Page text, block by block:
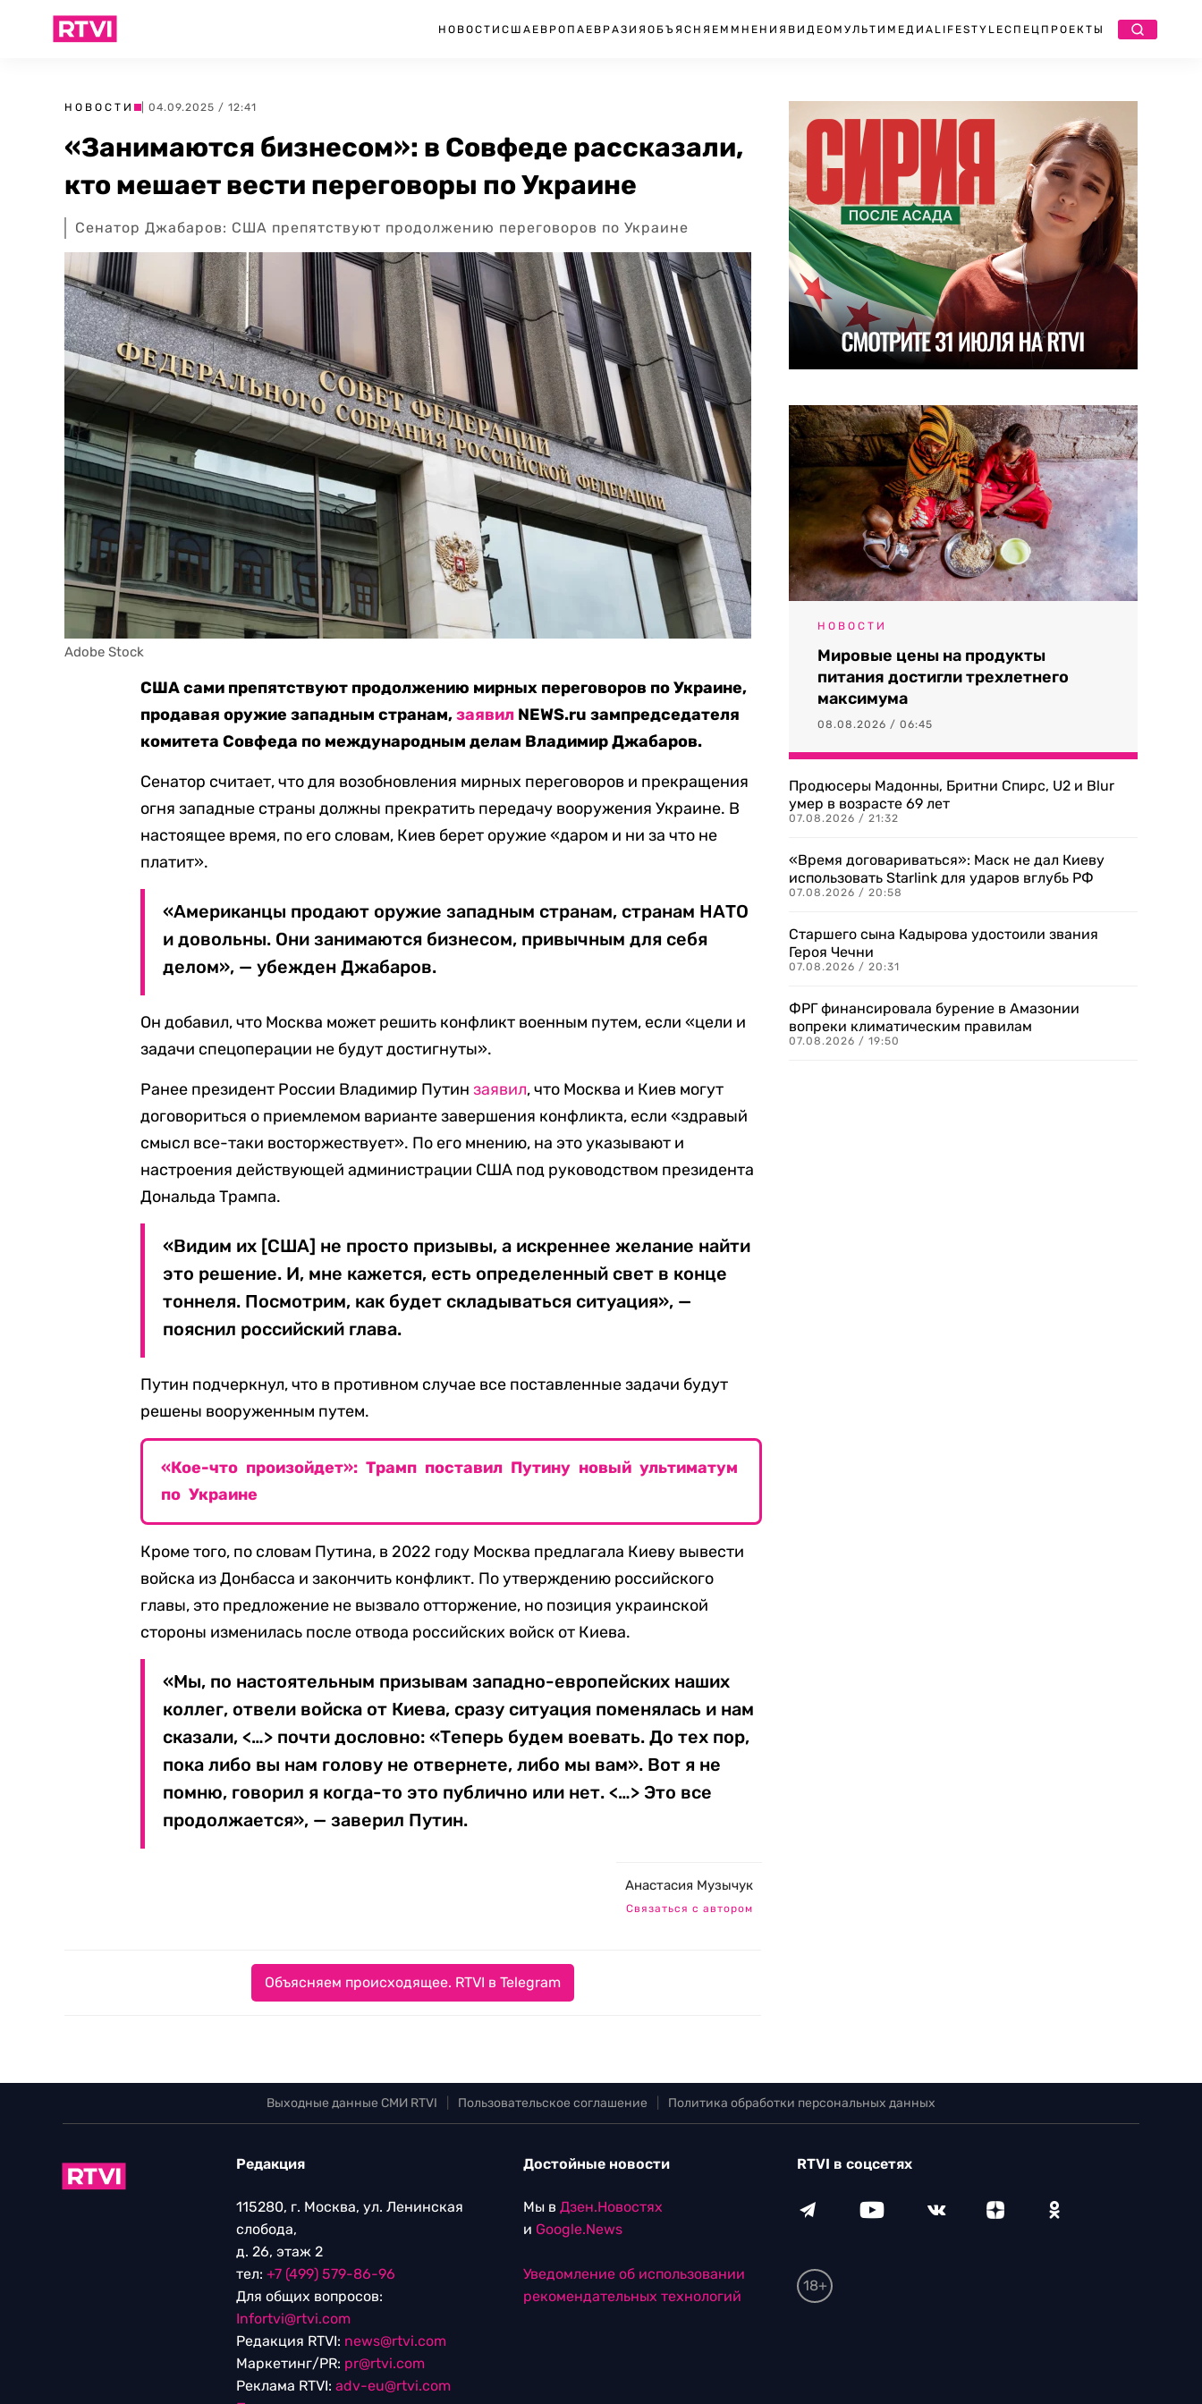
НОВОСТИ США ЕВРОПА ЕВРАЗИЯ ОБЪЯСНЯЕМ МНЕНИЯ ВИДЕО МУЛЬТИМЕДИА LIFESTYLEСПЕЦПРОЕКТЫ
НОВОСТИ | 04.09.2025 / 12:41
«Занимаются бизнесом»: в Совфеде рассказали,
кто мешает вести переговоры по Украине
Сенатор Джабаров: США препятствуют продолжению переговоров по Украине
Adobe Stock
США сами препятствуют продолжению мирных переговоров по Украине,
продавая оружие западным странам,заявил NEWS.ru зампредседателя
комитета Совфеда по международным делам Владимир Джабаров.
Сенатор считает, что для возобновления мирных переговоров и прекращения
огня западные страны должны прекратить передачу вооружения Украине. В
настоящее время, по его словам, Киев берет оружие «даром и ни за что не
платит».
«Американцы продают оружие западным странам, странам НАТО
и довольны. Они занимаются бизнесом, привычным для себя
делом», — убежден Джабаров.
Он добавил, что Москва может решить конфликт военным путем, если «цели и
задачи спецоперации не будут достигнуты».
Ранее президент России Владимир Путинзаявил, что Москва и Киев могут
договориться о приемлемом варианте завершения конфликта, если «здравый
смысл все-таки восторжествует». По его мнению, на это указывают и
настроения действующей администрации США под руководством президента
Дональда Трампа.
«Видим их [США] не просто призывы, а искреннее желание найти
это решение. И, мне кажется, есть определенный свет в конце
тоннеля. Посмотрим, как будет складываться ситуация», —
пояснил российский глава.
Путин подчеркнул, что в противном случае все поставленные задачи будут
решены вооруженным путем.
«Кое-что произойдет»: Трамп поставил Путину новый ультиматум
по Украине
Кроме того, по словам Путина, в 2022 году Москва предлагала Киеву вывести
войска из Донбасса и закончить конфликт. По утверждению российского
главы, это предложение не вызвало отторжение, но позиция украинской
стороны изменилась после отвода российских войск от Киева.
«Мы, по настоятельным призывам западно-европейских наших
коллег, отвели войска от Киева, сразу ситуация поменялась и нам
сказали, <…> почти дословно: «Теперь будем воевать. До тех пор,
пока либо вы нам голову не отвернете, либо мы вам». Вот я не
помню, говорил я когда-то это публично или нет. <…> Это все
продолжается», — заверил Путин.
Анастасия Музычук
Связаться с автором
Объясняем происходящее. RTVI в Telegram
НОВОСТИ
Мировые цены на продукты
питания достигли трехлетнего
максимума
08.08.2026 / 06:45
Продюсеры Мадонны, Бритни Спирс, U2 и Blur
умер в возрасте 69 лет
07.08.2026 / 21:32
«Время договариваться»: Маск не дал Киеву
использовать Starlink для ударов вглубь РФ
07.08.2026 / 20:58
Старшего сына Кадырова удостоили звания
Героя Чечни
07.08.2026 / 20:31
ФРГ финансировала бурение в Амазонии
вопреки климатическим правилам
07.08.2026 / 19:50
Выходные данные СМИ RTVI Пользовательское соглашение Политика обработки персональных данных
Редакция
115280, г. Москва, ул. Ленинская
слобода,
д. 26, этаж 2
тел: +7 (499) 579-86-96
Для общих вопросов:
Infortvi@rtvi.com
Редакция RTVI: news@rtvi.com
Маркетинг/PR: pr@rtvi.com
Реклама RTVI: adv-eu@rtvi.com
Достойные новости
Мы в Дзен.Новостях
и Google.News
Уведомление об использовании
рекомендательных технологий
RTVI в соцсетях
18+